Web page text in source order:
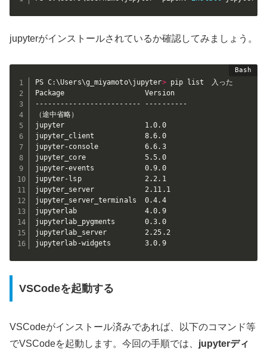
jupyterがインストールされているか確認してみましょう。
PS C:\Users\g_miyamoto\jupyter> pip list　入った
Package                   Version
------------------------- ----------
（途中省略）
jupyter                   1.0.0
jupyter_client            8.6.0
jupyter-console           6.6.3
jupyter_core              5.5.0
jupyter-events            0.9.0
jupyter-lsp               2.2.1
jupyter_server            2.11.1
jupyter_server_terminals  0.4.4
jupyterlab                4.0.9
jupyterlab_pygments       0.3.0
jupyterlab_server         2.25.2
jupyterlab-widgets        3.0.9
VSCodeを起動する
VSCodeがインストール済みであれば、以下のコマンド等
でVSCodeを起動します。今回の手順では、 jupyterディ